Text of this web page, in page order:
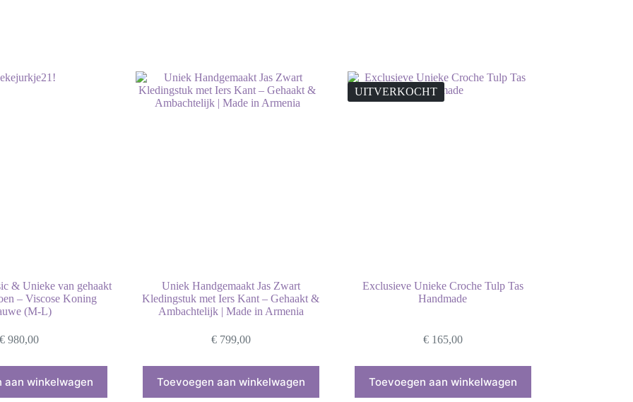
& Unieke van gehaakt
– Viscose Koning
(M-L)
€980,00
aan winkelwagen
Uniek Handgemaakt Jas Zwart
Kledingstuk met Iers Kant – Gehaakt &
Ambachtelijk | Made in Armenia
€799,00
Toevoegen aan winkelwagen
Dit
product
UITVERKOCHT
Exclusieve Unieke Croche Tulp Tas
Handmade
€165,00
Toevoegen aan winkelwagen